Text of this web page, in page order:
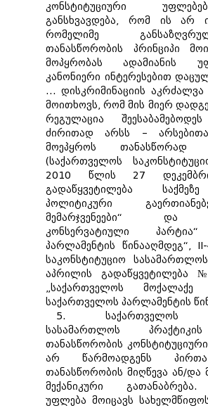
კონსტიტუციური
განსხვავდება, რომ ის არ
რომელიმე
თანასწორობის პრინციპი
მოპყრობას ადამიანის
კანონიერი ინტერესებით
... დისკრიმინაციის აკრძალვა
მოითხოვს, რომ მის მიერ
რეგულაცია
ძირითად არსს –
მოეპყროს თანასწორად
(საქართველოს
2010 წლის 27
გადაწყვეტილება
პოლიტიკური
მემარჯვენეები“ და
კონსერვატიული
პარლამენტის წინააღმდეგ“,
საკონსტიტუციო
აპრილის გადაწყვეტილება
„საქართველოს
საქართველოს პარლამენტის
5. საქართველოს
სასამართლოს პრაქტიკის
თანასწორობის
არ წარმოადგენს
თანასწორობის მიღწევა ან/და
მექანიკური
უფლება მოიცავს